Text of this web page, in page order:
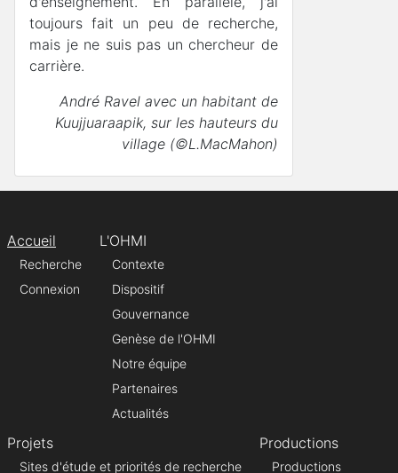
toujours fait un peu de recherche,
mais je ne suis pas un chercheur de
carrière.
André Ravel avec un habitant de
Kuujjuaraapik, sur les hauteurs du
village (©L.MacMahon)
Accueil
Recherche
Connexion
L'OHMI
Contexte
Dispositif
Gouvernance
Genèse de l'OHMI
Notre équipe
Partenaires
Actualités
Projets
Sites d'étude et priorités de recherche
Productions
Productions